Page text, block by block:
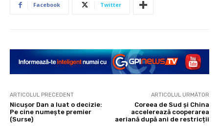
Facebook Twitter
ARTICOLUL PRECEDENT
Nicușor Dan a luat o decizie:
Pe cine numește premier
(Surse)
ARTICOLUL URMĂTOR
Coreea de Sud și China
accelerează cooperarea
aeriană după ani de restricții